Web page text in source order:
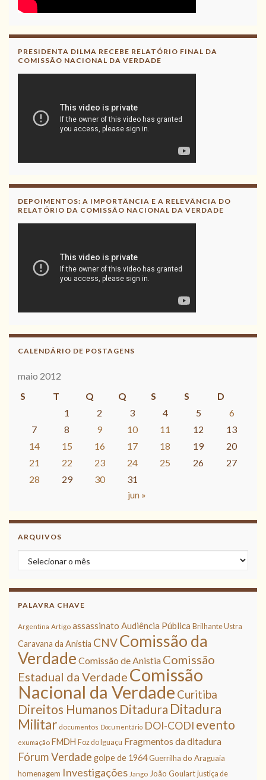
PRESIDENTA DILMA RECEBE RELATÓRIO FINAL DA
COMISSÃO NACIONAL DA VERDADE
DEPOIMENTOS: A IMPORTÂNCIA E A RELEVÂNCIA DO
RELATÓRIO DA COMISSÃO NACIONAL DA VERDADE
CALENDÁRIO DE POSTAGENS
maio 2012
S
T Q Q S S
D
1
2 3 4 5
6
7
8 9 10 11 12
13
14
15 16 17 18 19
20
21
22 23 24 25 26
27
28
29 30
31
jun »
ARQUIVOS
Arquivos
PALAVRA CHAVE
Argentina Artigo assassinato Audiência Pública Brilhante Ustra
Caravana da Anistia CNVComissão da
Verdade Comissão de Anistia Comissão
Estadual da Verdade Comissão
Nacional da Verdade Curitiba
Direitos Humanos Ditadura Ditadura
Militar documentos Documentário DOI-CODI evento
exumação FMDH Foz do Iguaçu Fragmentos da ditadura
Fórum Verdade golpe de 1964Guerrilha do Araguaia
homenagem Investigações Jango João Goulart justiça de